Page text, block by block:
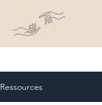
Ressources